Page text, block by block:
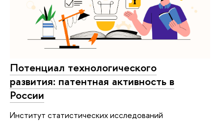
Потенциал технологического
развития: патентная активность в
России
Институт статистических исследований